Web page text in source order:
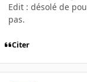
Edit : désolé de
pas.
Citer